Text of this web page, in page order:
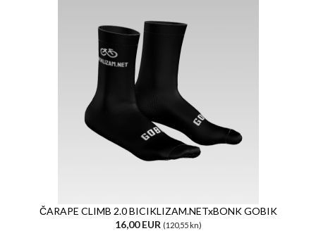
ČARAPE CLIMB 2.0 BICIKLIZAM.NETxBONK GOBIK
16,00 EUR (120,55 kn)